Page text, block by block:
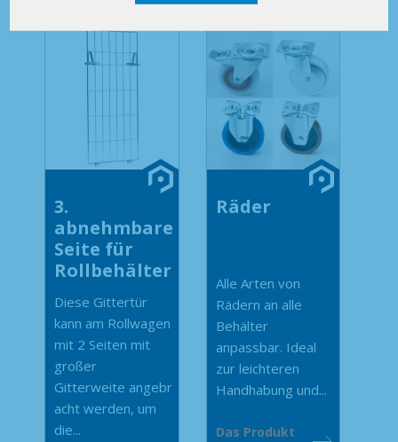
3.
abnehmbare
Seite für
Rollbehälter
Diese Gittertür
kann am Rollwagen
mit 2 Seiten mit
großer
Gitterweite angebr
acht werden, um
die...
Räder
Alle Arten von
Rädern an alle
Behälter
anpassbar. Ideal
zur leichteren
Handhabung und...
Das Produkt